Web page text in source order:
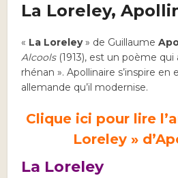
La Loreley,
« La Loreley» de Guillaume
Alcools(1913), est un poème qui
rhénan ». Apollinaire s’inspire
allemande qu’il modernise.
Clique ici pour lire
Loreley »
La Loreley